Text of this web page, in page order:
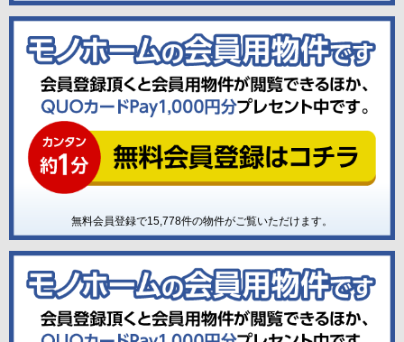
無料会員登録で15,778件の物件がご覧いただけます。